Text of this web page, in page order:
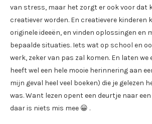
van stress, maar het zorgt er ook voor dat
creatiever worden. En creatievere kinderen
originele ideeën, en vinden oplossingen en
bepaalde situaties. Iets wat op school en
werk, zeker van pas zal komen. En laten we
heeft wel een hele mooie herinnering aan
mijn geval heel veel boeken) die je gelezen
was. Want lezen opent een deurtje naar een
daar is niets mis mee 😀 .